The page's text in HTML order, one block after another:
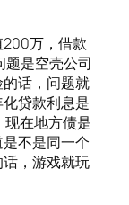
200万，借款
题是空壳公司
话，问题就
贷款利息是
在地方债是
不是同一个
，游戏就玩